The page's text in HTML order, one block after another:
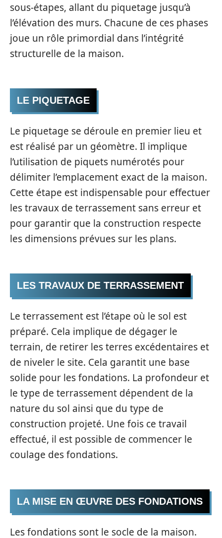
sous-étapes, allant du piquetage jusqu’à
l’élévation des murs. Chacune de ces phases
joue un rôle primordial dans l’intégrité
structurelle de la maison.
LE PIQUETAGE
Le piquetage se déroule en premier lieu et
est réalisé par un géomètre. Il implique
l’utilisation de piquets numérotés pour
délimiter l’emplacement exact de la maison.
Cette étape est indispensable pour effectuer
les travaux de terrassement sans erreur et
pour garantir que la construction respecte
les dimensions prévues sur les plans.
LES TRAVAUX DE TERRASSEMENT
Le terrassement est l’étape où le sol est
préparé. Cela implique de dégager le
terrain, de retirer les terres excédentaires et
de niveler le site. Cela garantit une base
solide pour les fondations. La profondeur et
le type de terrassement dépendent de la
nature du sol ainsi que du type de
construction projeté. Une fois ce travail
effectué, il est possible de commencer le
coulage des fondations.
LA MISE EN ŒUVRE DES FONDATIONS
Les fondations sont le socle de la maison.